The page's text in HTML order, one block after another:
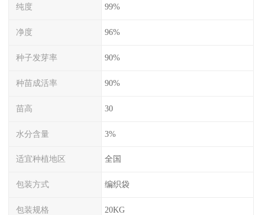
纯度 99%
净度 96%
种子发芽率 90%
种苗成活率 90%
苗高 30
水分含量 3%
适宜种植地区 全国
包装方式 编织袋
包装规格 20KG